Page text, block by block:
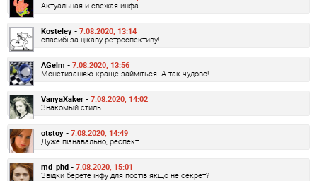
Актуальная и свежая инфа
Kosteley - 7.08.2020, 13:14
спасибі за цікаву ретроспективу!
AGelm - 7.08.2020, 13:56
Монетизацією краще займіться. А так чудово!
VanyaXaker - 7.08.2020, 14:02
Знакомый стиль...
otstoy - 7.08.2020, 14:49
Дуже пізнавально, респект
md_phd - 7.08.2020, 15:01
Звідки берете інфу для постів якщо не секрет?